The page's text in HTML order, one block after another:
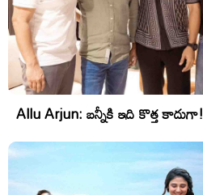
Allu Arjun: బన్నీకి ఇది కొత్త కాదుగా!